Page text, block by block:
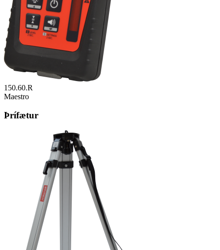
150.60.R
Maestro
Þrífætur